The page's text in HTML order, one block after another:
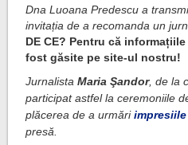
Dna Luoana Predescu a
invitația de a recomanda un
DE CE? Pentru că
fost găsite pe site-ul nostru!
JurnalistaMaria Şandor, de la
participat astfel la ceremoniile
plăcerea de a urmăriimpresiile
presă.